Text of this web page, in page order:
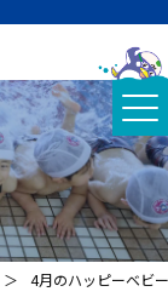
＞ 4月のハッピーベビ